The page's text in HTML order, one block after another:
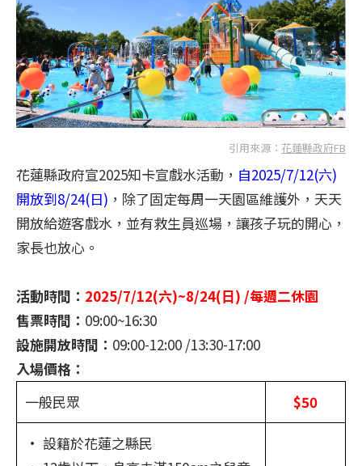
引用來源： 花蓮縣政府FB
​花蓮縣政府宣2025知卡宣戲水活動， 自2025/7/12(六)
開放到8/24(日) ，除了固定每周一天園區維護外，天天
開放給遊客戲水，並有救生員巡場，讓孩子玩的開心，
家長也放心。
活動時間： 2025/7/12(六)~8/24(日) /每週二休園
售票時間： 09:00~16:30
設施開放時間： 09:00-12:00 /13:30-17:00
入場價格：
一般民眾
$50
• 設籍於花蓮之縣民